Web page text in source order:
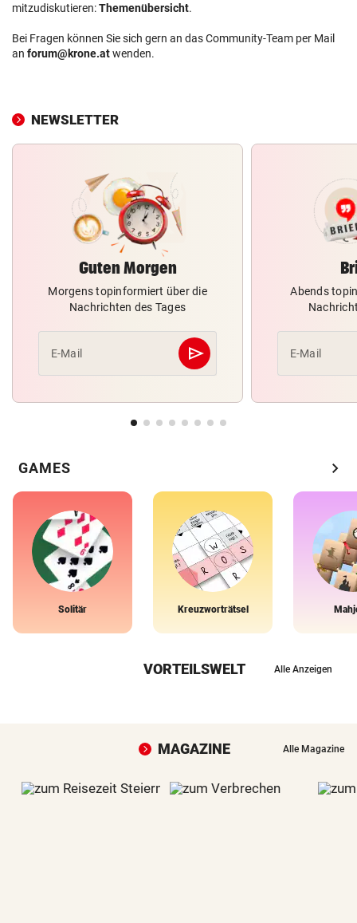
mitzudiskutieren:Themenübersicht.
Bei Fragen können Sie sich gern an das Community-Team per Mail
an forum@krone.atwenden.
NEWSLETTER
Guten Morgen
Morgens topinformiert über die
Nachrichten des Tages
E-Mail send
Abschicken
Abends
E-Mail
GAMES chevron_right
Solitär Kreuzworträtsel
VORTEILSWELT Alle Anzeigen
MAGAZINE Alle Magazine